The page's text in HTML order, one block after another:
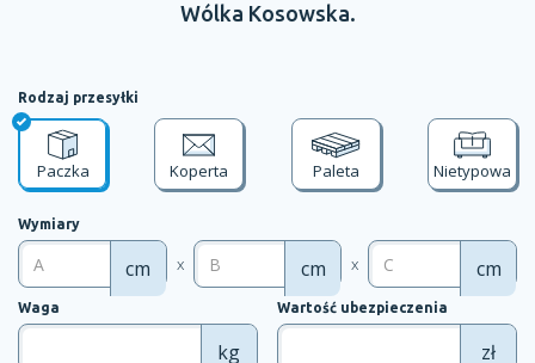
Wólka Kosowska.
Rodzaj przesyłki
Paczka Koperta Paleta Nietypowa
Wymiary
cm x cm x cm
Waga
kg
Wartość ubezpieczenia
zł